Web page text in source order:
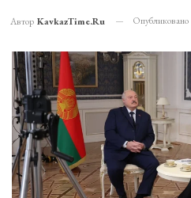
Автор KavkazTime.ru Опубликовано